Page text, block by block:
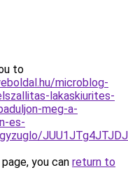
to
microblog-
lakaskiurites-
meg-a-
es-
you can return to